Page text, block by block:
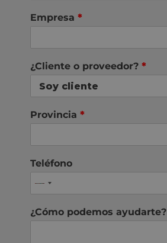
Empresa *
¿Cliente o proveedor? *
Provincia *
Teléfono
¿Cómo podemos ayudarte?